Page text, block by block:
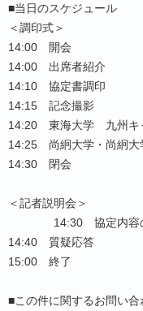
■当日のスケジュール
＜調印式＞
14:00 開会
14:00 出席者紹介
14:10 協定書調印
14:15 記念撮影
14:20 東海大学 九州キ
14:25 尚絅大学・尚絅
14:30 閉会
＜記者説明会＞
14:30 協定内容の
14:40 質疑応答
15:00 終了
■この件に関するお問い合